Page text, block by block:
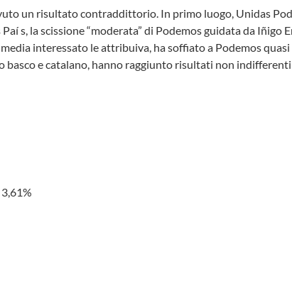
un risultato contraddittorio. In primo luogo, Unidas
s, la scissione “moderata” di Podemos guidata da
interessato le attribuiva, ha soffiato a Podemos
basco e catalano, hanno raggiunto risultati non